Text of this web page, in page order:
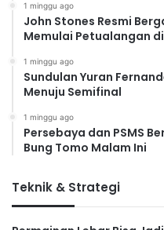
1 minggu ago
John Stones Resmi
Memulai Petualangan di
1 minggu ago
Sundulan Yuran
Menuju Semifinal
1 minggu ago
Persebaya dan PSMS
Bung Tomo Malam Ini
Teknik & Strategi